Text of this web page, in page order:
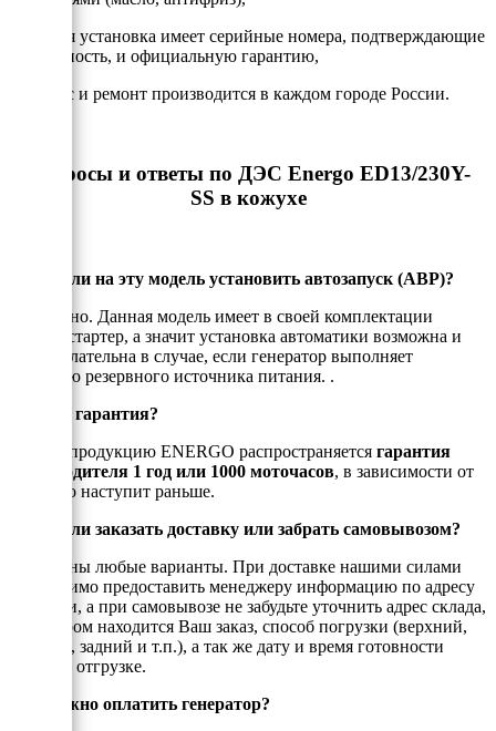
- Каждая установка имеет серийные номера, подтверждающие
подлинность, и официальную гарантию,
- Сервис и ремонт производится в каждом городе России.
Вопросы и ответы по ДЭС Energo ED13/230Y-
SS в кожухе
Можно ли на эту модель установить автозапуск (АВР)?
Да, можно. Данная модель имеет в своей комплектации
электростартер, а значит установка автоматики возможна и
даже желательна в случае, если генератор выполняет
функцию резервного источника питания. .
Есть ли гарантия?
На всю продукцию ENERGO распространяется гарантия
производителя 1 год или 1000 моточасов, в зависимости от
того, что наступит раньше.
Можно ли заказать доставку или забрать самовывозом?
Возможны любые варианты. При доставке нашими силами
необходимо предоставить менеджеру информацию по адресу
доставки, а при самовывозе не забудьте уточнить адрес склада,
на котором находится Ваш заказ, способ погрузки (верхний,
боковой, задний и т.п.), а так же дату и время готовности
товара к отгрузке.
Как можно оплатить генератор?